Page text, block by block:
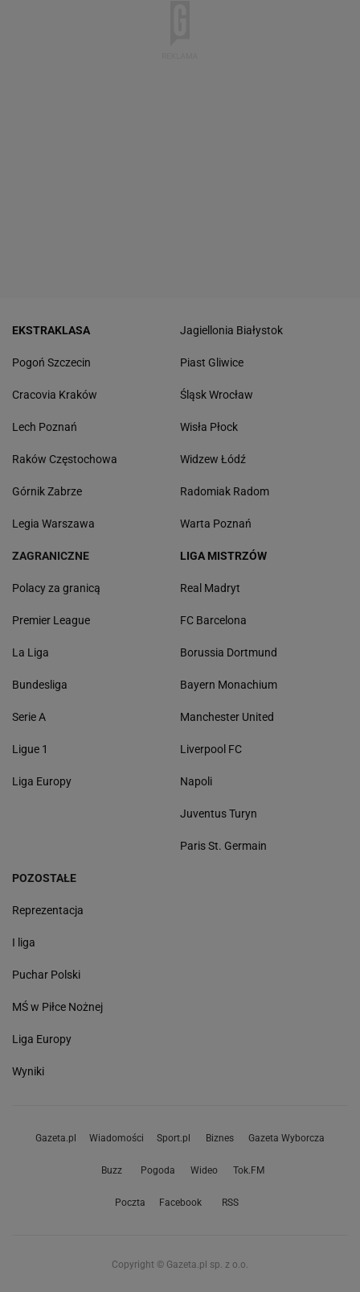
EKSTRAKLASA
Pogoń Szczecin
Cracovia Kraków
Lech Poznań
Raków Częstochowa
Górnik Zabrze
Legia Warszawa
Jagiellonia Białystok
Piast Gliwice
Śląsk Wrocław
Wisła Płock
Widzew Łódź
Radomiak Radom
Warta Poznań
ZAGRANICZNE
Polacy za granicą
Premier League
La Liga
Bundesliga
Serie A
Ligue 1
Liga Europy
LIGA MISTRZÓW
Real Madryt
FC Barcelona
Borussia Dortmund
Bayern Monachium
Manchester United
Liverpool FC
Napoli
Juventus Turyn
Paris St. Germain
POZOSTAŁE
Reprezentacja
I liga
Puchar Polski
MŚ w Piłce Nożnej
Liga Europy
Wyniki
Gazeta.pl Wiadomości Sport.pl Biznes Gazeta Wyborcza
Buzz Pogoda Wideo Tok.FM
Poczta Facebook RSS
Copyright © Gazeta.pl sp. z o.o.